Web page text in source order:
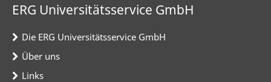
ERG Universitätsservice GmbH
Die ERG Universitätsservice GmbH
Über uns
Links